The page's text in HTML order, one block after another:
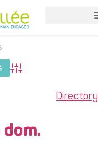
Advanced Search
Directory
dom.